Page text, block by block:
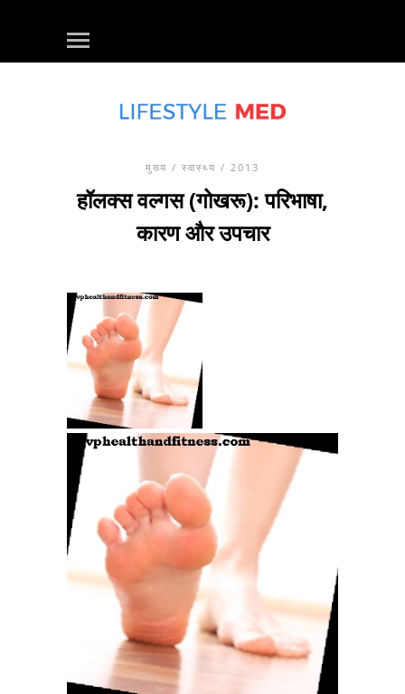
मुख्य / स्वास्थ्य / 2013
हॉलक्स वल्गस (गोखरू): परिभाषा,
कारण और उपचार